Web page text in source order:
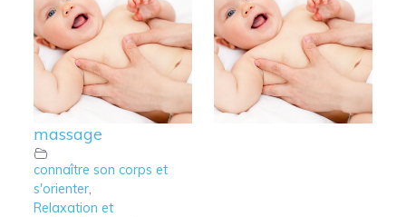
4 – Accompagner le
schéma corporel de
bébé avec le
massage
connaître son corps et
s'orienter,
Relaxation et
3 – Massage bébé
Relaxation et
endormissement